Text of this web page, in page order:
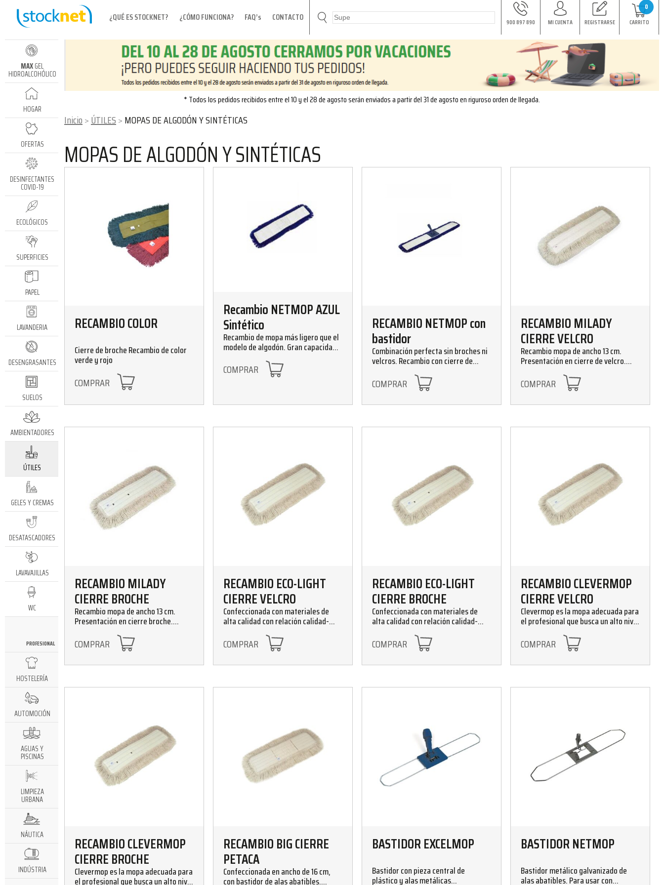
¿QUÉ ES STOCKNET? ¿CÓMO FUNCIONA? FAQ’s CONTACTO 900 897 890 MI CUENTA REGISTRARSE
0
CARRITO
MAXGEL
HIDROALCOHÓLICO
HOGAR
OFERTAS
DESINFECTANTES
COVID-19
ECOLÓGICOS
SUPERFICIES
PAPEL
LAVANDERIA
DESENGRASANTES
SUELOS
AMBIENTADORES
ÚTILES
GELES Y CREMAS
DESATASCADORES
LAVAVAJILLAS
WC
PROFESIONAL
HOSTELERÍA
AUTOMOCIÓN
AGUAS Y
PISCINAS
LIMPIEZA
URBANA
NÁUTICA
INDÚSTRIA
* Todos los pedidos recibidos entre el 10 y el 28 de agosto serán enviados a partir del 31 de agosto en riguroso orden de llegada.
Inicio ÚTILES MOPAS DE ALGODÓN Y SINTÉTICAS
MOPAS DE ALGODÓN Y SINTÉTICAS
RECAMBIO COLOR
Cierre de broche Recambio de color
verde y rojo
COMPRAR
Recambio NETMOP AZUL
Sintético
Recambio de mopa más ligero que el
modelo de algodón. Gran capacidad
de secado, ràpido y con una gran
durabilidad.
COMPRAR
RECAMBIO NETMOP con
bastidor
Combinación perfecta sin broches ni
velcros. Recambio con cierre de
petaca y bastidor plegable. Ligero y
duradero.
COMPRAR
RECAMBIO MILADY
CIERRE VELCRO
Recambio mopa de ancho 13 cm.
Presentación en cierre de velcro.
Tamaños : 25, 35, 40, 45, 60, 75, 100
cm
COMPRAR
RECAMBIO MILADY
CIERRE BROCHE
Recambio mopa de ancho 13 cm.
Presentación en cierre broche.
Tamaños : 25, 35, 40, 45, 60, 75, 100
cm
COMPRAR
RECAMBIO ECO-LIGHT
CIERRE VELCRO
Confeccionada con materiales de
alta calidad con relación calidad-
precio muy ajustada. Recambios de
15 cm de anchura. Cierre de velcro.
Disponible en tamaños de 35, 45, 60,
COMPRAR
RECAMBIO ECO-LIGHT
CIERRE BROCHE
Confeccionada con materiales de
alta calidad con relación calidad-
precio muy ajustada. Recambios de
15 cm de anchura. Cierre de broche.
Disponible en tamaños de 35, 45, 60,
COMPRAR
RECAMBIO CLEVERMOP
CIERRE VELCRO
Clevermop es la mopa adecuada para
el profesional que busca un alto nivel
de rendimiento. Recambios de 15 cm
de anchura. Cierre de velcro.
Disponible en tamaños de 35, 45, 60,
COMPRAR
RECAMBIO CLEVERMOP
CIERRE BROCHE
Clevermop es la mopa adecuada para
el profesional que busca un alto nivel
RECAMBIO BIG CIERRE
PETACA
Confeccionada en ancho de 16 cm,
con bastidor de alas abatibles.
BASTIDOR EXCELMOP
Bastidor con pieza central de
plástico y alas metálicas
BASTIDOR NETMOP
Bastidor metálico galvanizado de
alas abatibles. Para usar con